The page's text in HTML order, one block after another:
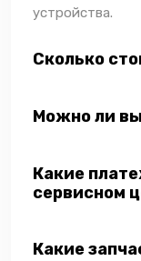
устройства.
Сколько
Можно ли
Какие
сервисном
Какие